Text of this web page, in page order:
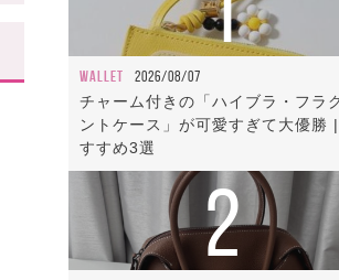
WALLET 2026/08/07
チャーム付きの「ハイブラ・フラ
ントケース」が可愛すぎて大優勝
すすめ3選
2